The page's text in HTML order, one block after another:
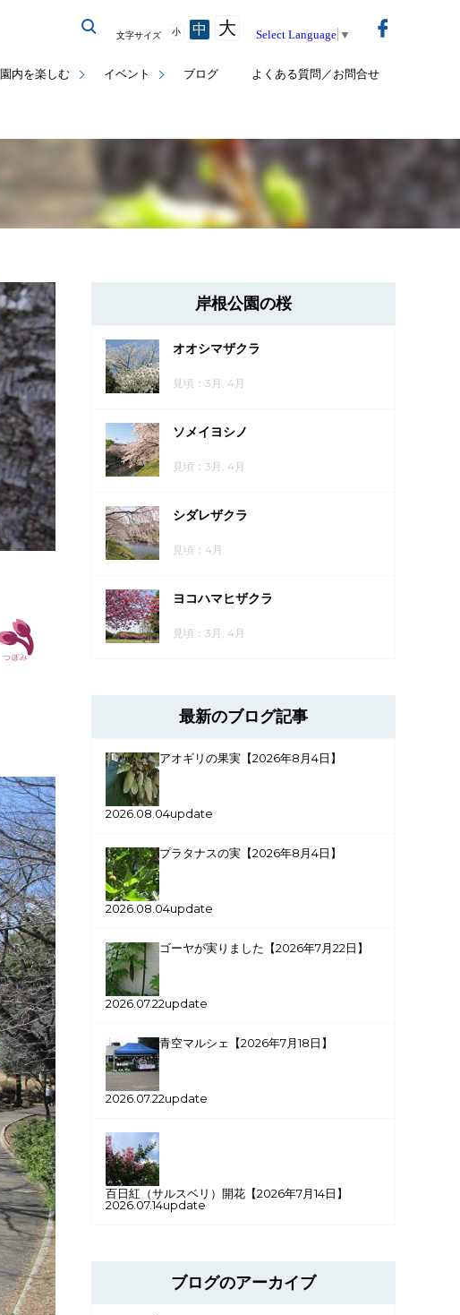
園内を楽しむ イベント ブログ よくある質問／お問合せ
文字サイズ 小 中 大 Select Language ▼
岸根公園の桜
オオシマザクラ
見頃：3月, 4月
ソメイヨシノ
見頃：3月, 4月
シダレザクラ
見頃：4月
ヨコハマヒザクラ
見頃：3月, 4月
最新のブログ記事
アオギリの果実【2026年8月4日】
2026.08.04update
プラタナスの実【2026年8月4日】
2026.08.04update
ゴーヤが実りました【2026年7月22日】
2026.07.22update
青空マルシェ【2026年7月18日】
2026.07.22update
百日紅（サルスベリ）開花【2026年7月14日】
2026.07.14update
ブログのアーカイブ